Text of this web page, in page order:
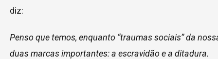
diz:
Penso que temos, enquanto “traumas sociais” da
duas marcas importantes: a escravidão e a ditadura.